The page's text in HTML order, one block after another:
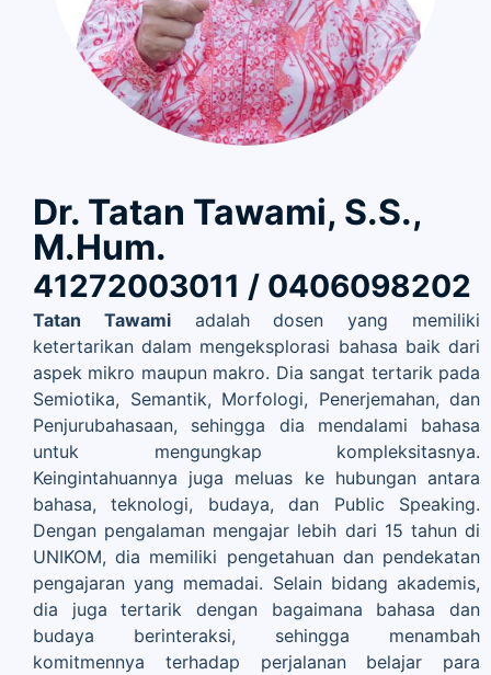
Dr. Tatan Tawami, S.S.,
M.Hum.
41272003011 / 0406098202
Tatan Tawamiadalah dosen yang memiliki
ketertarikan dalam mengeksplorasi bahasa baik dari
aspek mikro maupun makro. Dia sangat tertarik pada
Semiotika, Semantik, Morfologi, Penerjemahan, dan
Penjurubahasaan, sehingga dia mendalami bahasa
untuk mengungkap kompleksitasnya.
Keingintahuannya juga meluas ke hubungan antara
bahasa, teknologi, budaya, dan Public Speaking.
Dengan pengalaman mengajar lebih dari 15 tahun di
UNIKOM, dia memiliki pengetahuan dan pendekatan
pengajaran yang memadai. Selain bidang akademis,
dia juga tertarik dengan bagaimana bahasa dan
budaya berinteraksi, sehingga menambah
komitmennya terhadap perjalanan belajar para